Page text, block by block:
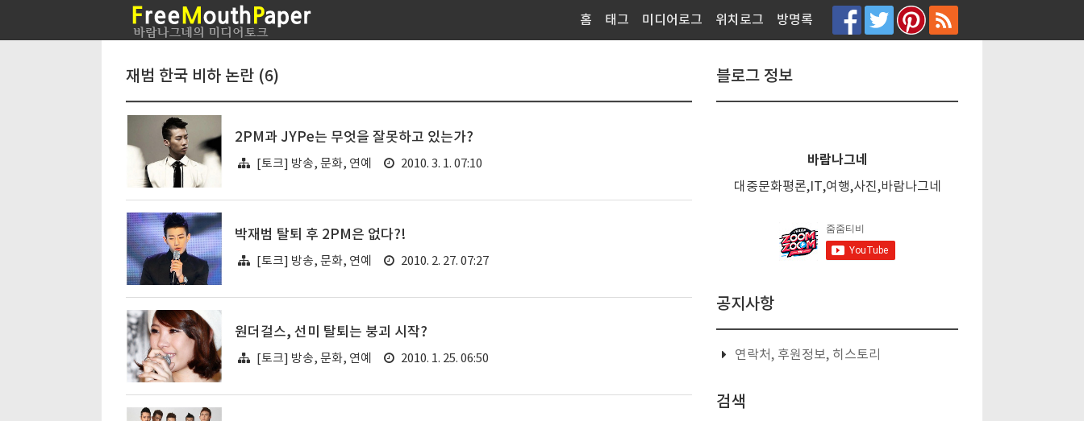
홈 태그 미디어로그 위치로그 방명록
재범 한국 비하 논란 (6)
2PM과 JYPe는 무엇을 잘못하고 있는가?
[토크] 방송, 문화, 연예 2010. 3. 1. 07:10
박재범 탈퇴 후 2PM은 없다?!
[토크] 방송, 문화, 연예 2010. 2. 27. 07:27
원더걸스, 선미 탈퇴는 붕괴 시작?
[토크] 방송, 문화, 연예 2010. 1. 25. 06:50
블로그 정보
바람나그네
대중문화평론,IT,여행,사진,바람나그네
공지사항
연락처, 후원정보, 히스토리
검색